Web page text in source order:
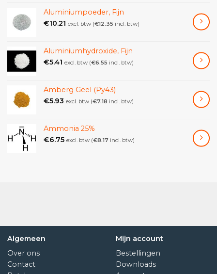
Aluminiumpoeder, Fijn
€10.21 excl. btw (€12.35 incl. btw)
Aluminiumhydroxide, Fijn
€5.41 excl. btw (€6.55 incl. btw)
Amberg Geel (Py43)
€5.93 excl. btw (€7.18 incl. btw)
Ammonia 25%
€6.75 excl. btw (€8.17 incl. btw)
Algemeen
Over ons
Contact
Mijn account
Bestellingen
Downloads